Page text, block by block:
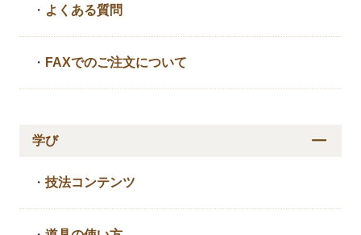
・ よくある質問
・ FAXでのご注文について
学び
・技法コンテンツ